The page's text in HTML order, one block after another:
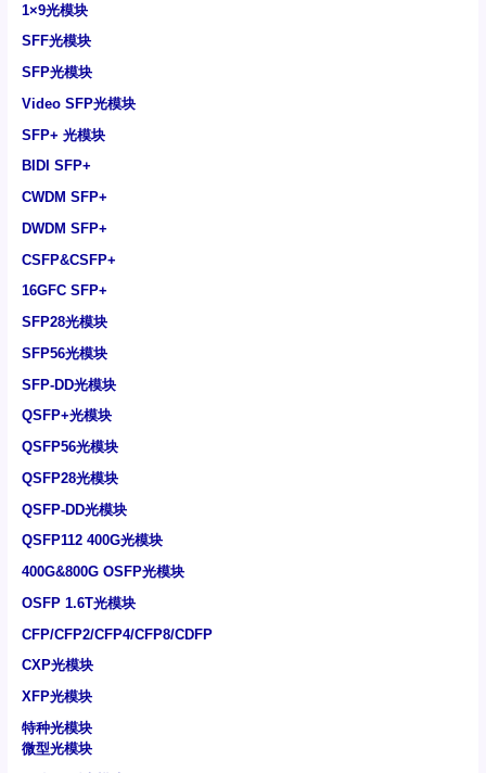
1×9光模块
SFF光模块
SFP光模块
Video SFP光模块
SFP+ 光模块
BIDI SFP+
CWDM SFP+
DWDM SFP+
CSFP&CSFP+
16GFC SFP+
SFP28光模块
SFP56光模块
SFP-DD光模块
QSFP+光模块
QSFP56光模块
QSFP28光模块
QSFP-DD光模块
QSFP112 400G光模块
400G&800G OSFP光模块
OSFP 1.6T光模块
CFP/CFP2/CFP4/CFP8/CDFP
CXP光模块
XFP光模块
特种光模块
微型光模块